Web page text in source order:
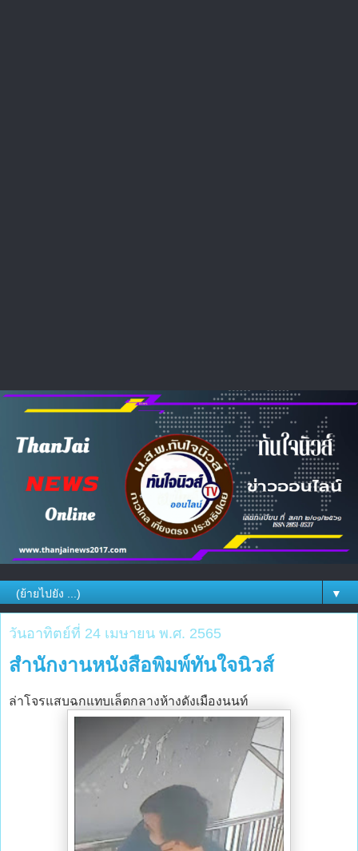
▼
วันอาทิตย์ที่ 24 เมษายน พ.ศ. 2565
สำนักงานหนังสือพิมพ์ทันใจนิวส์
ล่าโจรแสบฉกแทบเล็ตกลางห้างดังเมืองนนท์